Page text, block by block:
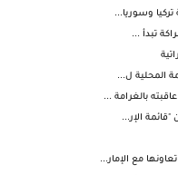
تبدأ ...
بالغرامة ...
مع الإمار...